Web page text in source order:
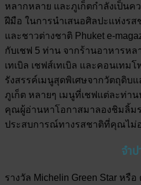
หลากหลาย และภูเก็ตกำลังเป็นค
ฝีมือ ในการนำเสนอศิลปะแห่งร
และชาวต่างชาติ Phuket e-
กับเชฟ 5 ท่าน จากร้านอาหารห
เทเบิล เชฟส์เทเบิล และคอนเทม
รังสรรค์เมนูสุดพิเศษจากวัตถุดิบ
ภูเก็ต หลายๆ เมนูที่เชฟแต่ละท่า
คุณผู้อ่านหาโอกาสมาลองชิมลิ้มร
ประสบการณ์ทางรสชาติที่คุณไม่
จำป
รางวัล Michelin Green Star หรื